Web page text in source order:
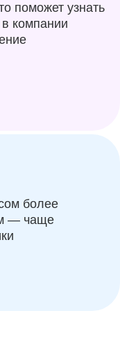
поможет узнать
компании
более
— чаще